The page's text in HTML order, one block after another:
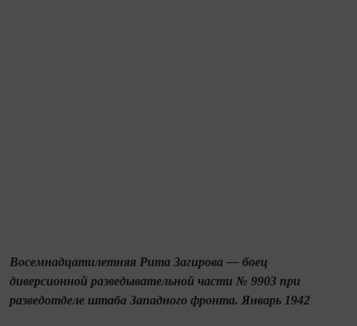
Восемнадцатилетняя Рита Загирова — боец
диверсионной разведывательной части № 9903 при
разведотделе штаба Западного фронта. Январь 1942